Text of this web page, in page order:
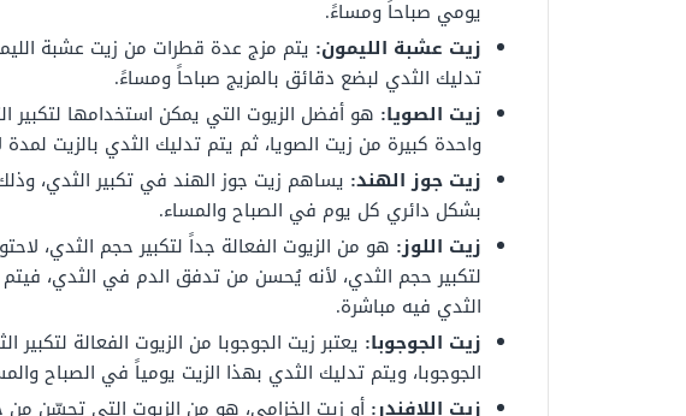
يومي صباحاً ومساءً.
زيت عشبة الليمون: يتم مزج عدة قطرات من زيت عشبة
تدليك الثدي لبضع دقائق بالمزيج صباحاً ومساءً.
زيت الصويا: هو أفضل الزيوت التي يمكن استخدامها لتكبير
واحدة كبيرة من زيت الصويا، ثم يتم تدليك الثدي بالزيت لمدة لا تقل عن 10
زيت جوز الهند: يساهم زيت جوز الهند في تكبير الثدي،
بشكل دائري كل يوم في الصباح والمساء.
زيت اللوز: هو من الزيوت الفعالة جداً لتكبير حجم الثدي،
لتكبير حجم الثدي، لأنه يُحسن من تدفق الدم في الثدي،
الثدي فيه مباشرة.
زيت الجوجوبا: يعتبر زيت الجوجوبا من الزيوت الفعالة لتكبير
الجوجوبا، ويتم تدليك الثدي بهذا الزيت يومياً في الصباح
زيت اللافندر: أو زيت الخزامى، هو من الزيوت التي تحسّن من